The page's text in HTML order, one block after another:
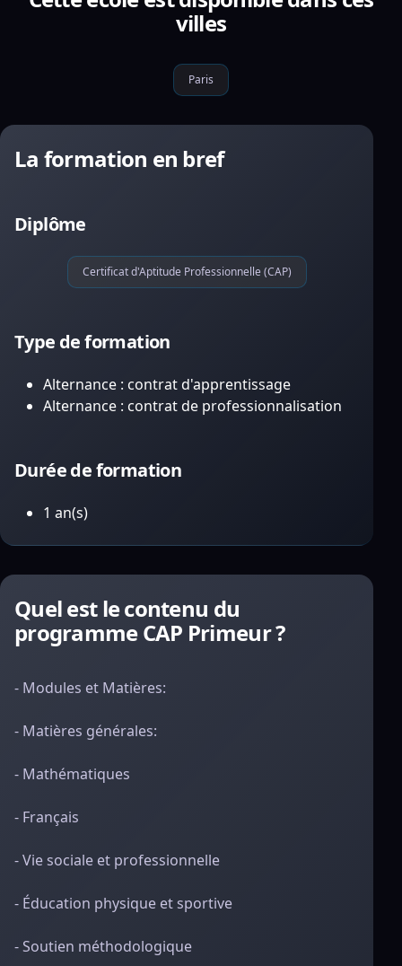
villes
Paris
La formation en bref
Diplôme
Certificat d'Aptitude Professionnelle (CAP)
Type de formation
Alternance : contrat d'apprentissage
Alternance : contrat de professionnalisation
Durée de formation
1 an(s)
Quel est le contenu du
programme CAP Primeur ?
- Modules et Matières:
- Matières générales:
- Mathématiques
- Français
- Vie sociale et professionnelle
- Éducation physique et sportive
- Soutien méthodologique